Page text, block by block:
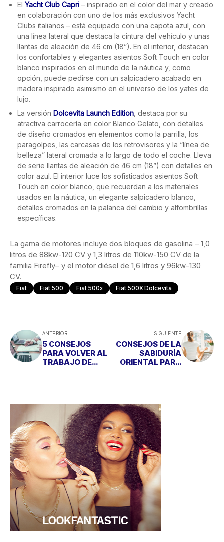
El Yacht Club Capri – inspirado en el color del mar y creado
en colaboración con uno de los más exclusivos Yacht
Clubs italianos – está equipado con una capota azul, con
una línea lateral que destaca la cintura del vehículo y unas
llantas de aleación de 46 cm (18”). En el interior, destacan
los confortables y elegantes asientos Soft Touch en color
blanco inspirados en el mundo de la náutica y, como
opción, puede pedirse con un salpicadero acabado en
madera inspirado asimismo en el universo de los yates de
lujo.
La versión Dolcevita Launch Edition , destaca por su
atractiva carrocería en color Blanco Gelato, con detalles
de diseño cromados en elementos como la parrilla, los
paragolpes, las carcasas de los retrovisores y la “línea de
belleza” lateral cromada a lo largo de todo el coche. Lleva
de serie llantas de aleación de 46 cm (18”) con detalles en
color azul. El interior luce los sofisticados asientos Soft
Touch en color blanco, que recuerdan a los materiales
usados en la náutica, un elegante salpicadero blanco,
detalles cromados en la palanca del cambio y alfombrillas
específicas.
La gama de motores incluye dos bloques de gasolina – 1,0
litros de 88kw-120 CV y 1,3 litros de 110kw-150 CV de la
familia Firefly– y el motor diésel de 1,6 litros y 96kw-130
CV.
Fiat Fiat 500 Fiat 500x Fiat 500X Dolcevita
ANTERIOR
5 CONSEJOS
PARA VOLVER AL
TRABAJO DE
SIGUIENTE
CONSEJOS DE LA
SABIDURÍA
ORIENTAL PARA